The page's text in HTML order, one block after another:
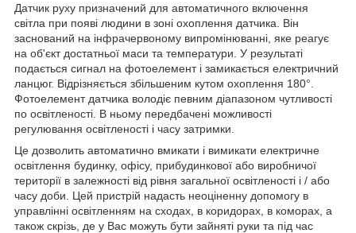
Датчик руху призначений для автоматичного включення
світла при появі людини в зоні охоплення датчика. Він
заснований на інфрачервоному випромінюванні, яке реагує
на об'єкт достатньої маси та температури. У результаті
подається сигнал на фотоелемент і замикається електричний
ланцюг. Відрізняється збільшеним кутом охоплення 180°.
Фотоелемент датчика володіє певним діапазоном чутливості
по освітленості. В ньому передбачені можливості
регулювання освітленості і часу затримки.
Це дозволить автоматично вмикати і вимикати електричне
освітлення будинку, офісу, прибудинкової або виробничої
території в залежності від рівня загальної освітленості і / або
часу доби. Цей пристрій надасть неоціненну допомогу в
управлінні освітленням на сходах, в коридорах, в коморах, а
також скрізь, де у Вас можуть бути зайняті руки та під час